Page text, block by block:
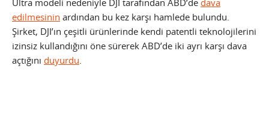
Ultra modeli nedeniyle DJI tarafından ABD’de dava
edilmesinin ardından bu kez karşı hamlede bulundu.
Şirket, DJI’ın çeşitli ürünlerinde kendi patentli teknolojilerini
izinsiz kullandığını öne sürerek ABD’de iki ayrı karşı dava
açtığını duyurdu.